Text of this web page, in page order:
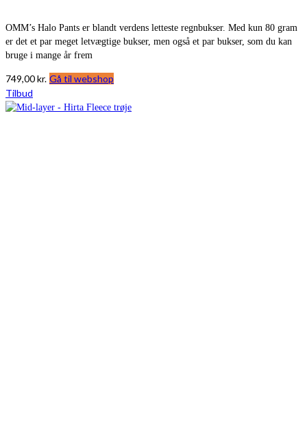
OMM’s Halo Pants er blandt verdens letteste regnbukser. Med kun 80 gram
er det et par meget letvægtige bukser, men også et par bukser, som du kan
bruge i mange år frem
749,00kr. Gå til webshop
Tilbud